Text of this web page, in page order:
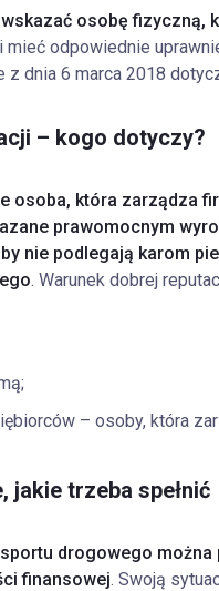
osobę fizyczną,
mieć odpowiednie
z dnia 6 marca 2018
– kogo dotyczy?
osoba, która zarządza
prawomocnym
nie podlegają karom
. Warunek dobrej
– osoby, która
jakie trzeba spełnić
drogowego
finansowej. Swoją